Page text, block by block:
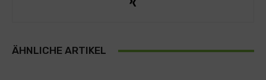
ÄHNLICHE ARTIKEL